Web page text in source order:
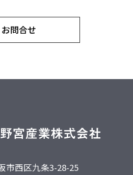
お問合せ
市西区九条3-28-25